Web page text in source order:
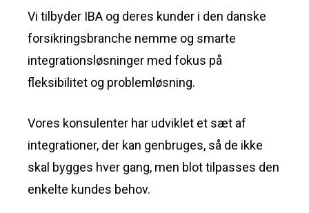
Vi tilbyder IBA og deres kunder i den danske
forsikringsbranche nemme og smarte
integrationsløsninger med fokus på
fleksibilitet og problemløsning.
Vores konsulenter har udviklet et sæt af
integrationer, der kan genbruges, så de ikke
skal bygges hver gang, men blot tilpasses den
enkelte kundes behov.